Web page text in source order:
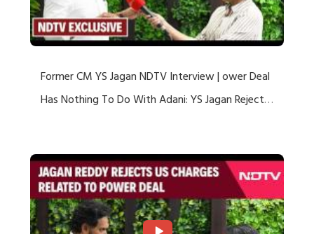
Former CM YS Jagan NDTV Interview | ower Deal
Has Nothing To Do With Adani: YS Jagan Rejects